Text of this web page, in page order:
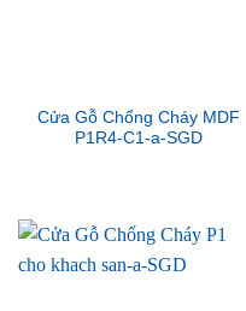
Cửa Gỗ Chống Cháy MDF
P1R4-C1-a-SGD